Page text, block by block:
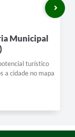
Municipal
turístico
a cidade no mapa